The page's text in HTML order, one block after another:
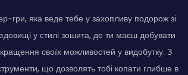
гри, яка веде тебе у захопливу подорож зі
у стилі зошита, де ти маєш добувати
своїх можливостей у видобутку. З
що дозволять тобі копати глибше в